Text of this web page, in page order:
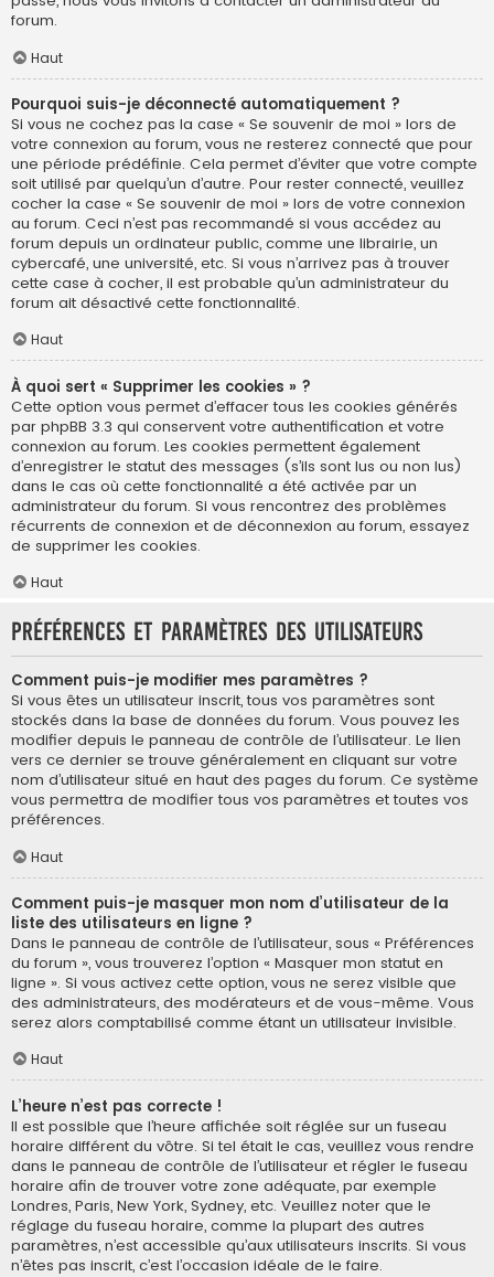
forum.
Haut
Pourquoi suis-je déconnecté automatiquement ?
Si vous ne cochez pas la case « Se souvenir de moi » lors de
votre connexion au forum, vous ne resterez connecté que pour
une période prédéfinie. Cela permet d’éviter que votre compte
soit utilisé par quelqu’un d’autre. Pour rester connecté, veuillez
cocher la case « Se souvenir de moi » lors de votre connexion
au forum. Ceci n’est pas recommandé si vous accédez au
forum depuis un ordinateur public, comme une librairie, un
cybercafé, une université, etc. Si vous n’arrivez pas à trouver
cette case à cocher, il est probable qu’un administrateur du
forum ait désactivé cette fonctionnalité.
Haut
À quoi sert « Supprimer les cookies » ?
Cette option vous permet d’effacer tous les cookies générés
par phpBB 3.3 qui conservent votre authentification et votre
connexion au forum. Les cookies permettent également
d’enregistrer le statut des messages (s’ils sont lus ou non lus)
dans le cas où cette fonctionnalité a été activée par un
administrateur du forum. Si vous rencontrez des problèmes
récurrents de connexion et de déconnexion au forum, essayez
de supprimer les cookies.
Haut
Préférences et paramètres des utilisateurs
Comment puis-je modifier mes paramètres ?
Si vous êtes un utilisateur inscrit, tous vos paramètres sont
stockés dans la base de données du forum. Vous pouvez les
modifier depuis le panneau de contrôle de l’utilisateur. Le lien
vers ce dernier se trouve généralement en cliquant sur votre
nom d’utilisateur situé en haut des pages du forum. Ce système
vous permettra de modifier tous vos paramètres et toutes vos
préférences.
Haut
Comment puis-je masquer mon nom d’utilisateur de la
liste des utilisateurs en ligne ?
Dans le panneau de contrôle de l’utilisateur, sous « Préférences
du forum », vous trouverez l’option « Masquer mon statut en
ligne ». Si vous activez cette option, vous ne serez visible que
des administrateurs, des modérateurs et de vous-même. Vous
serez alors comptabilisé comme étant un utilisateur invisible.
Haut
L’heure n’est pas correcte !
Il est possible que l’heure affichée soit réglée sur un fuseau
horaire différent du vôtre. Si tel était le cas, veuillez vous rendre
dans le panneau de contrôle de l’utilisateur et régler le fuseau
horaire afin de trouver votre zone adéquate, par exemple
Londres, Paris, New York, Sydney, etc. Veuillez noter que le
réglage du fuseau horaire, comme la plupart des autres
paramètres, n’est accessible qu’aux utilisateurs inscrits. Si vous
n’êtes pas inscrit, c’est l’occasion idéale de le faire.